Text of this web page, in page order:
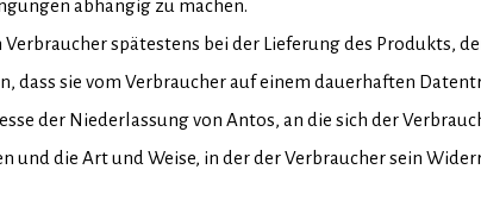
abhängig zu machen.
Verbraucher spätestens bei der Lieferung des
dass sie vom Verbraucher auf einem dauerhaften
der Niederlassung von Antos, an die sich der
und die Art und Weise, in der der Verbraucher sein